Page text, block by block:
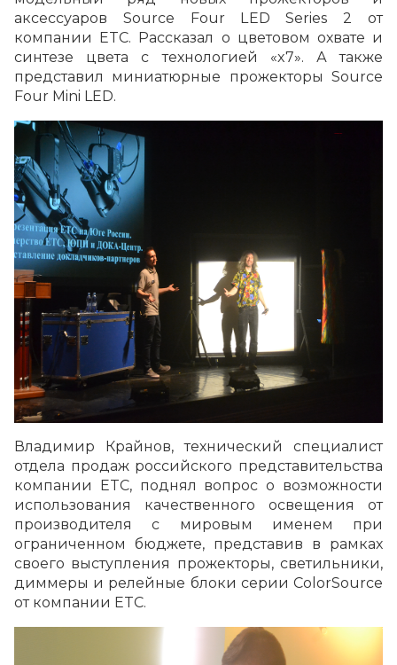
аксессуаров Source Four LED Series 2 от
компании ETC. Рассказал о цветовом охвате и
синтезе цвета с технологией «x7». А также
представил миниатюрные прожекторы Source
Four Mini LED.
Владимир Крайнов, технический специалист
отдела продаж российского представительства
компании ETC, поднял вопрос о возможности
использования качественного освещения от
производителя с мировым именем при
ограниченном бюджете, представив в рамках
своего выступления прожекторы, светильники,
диммеры и релейные блоки серии ColorSource
от компании ETC.